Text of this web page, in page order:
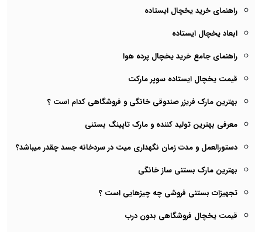
راهنمای خرید یخچال ایستاده
ابعاد یخچال ایستاده
راهنمای جامع خرید یخچال پرده هوا
قیمت یخچال ایستاده سوپر مارکت
بهترین مارک فریزر صندوقی خانگی و فروشگاهی کدام است ؟
معرفی بهترین تولید کننده و مارک تاپینگ بستنی
دستورالعمل و مدت زمان نگهداری میت در سردخانه جسد چقدر میباشد؟
بهترین مارک بستنی ساز خانگی
تجهیزات بستنی فروشی چه چیزهایی است ؟
قیمت یخچال فروشگاهی بدون درب